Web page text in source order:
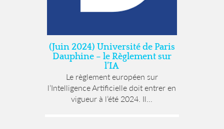
(Juin 2024) Université de Paris
Dauphine – le Règlement sur
l’IA
Le règlement européen sur
l’Intelligence Artificielle doit entrer en
vigueur à l’été 2024. Il...